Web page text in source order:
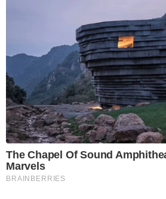
The Chapel Of Sound
Marvels
BRAINBERRIES